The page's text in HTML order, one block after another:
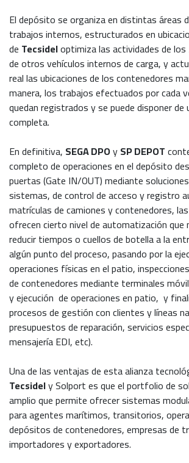
El depósito se organiza en distintas áreas
trabajos internos, estructurados en
de Tecsideloptimiza las actividades de los
de otros vehículos internos de carga, y
real las ubicaciones de los contenedores
manera, los trabajos efectuados por cada
quedan registrados y se puede disponer de
completa.
En definitiva, SEGA DPOySP DEPOT
completo de operaciones en el depósito
puertas (Gate IN/OUT) mediante
sistemas, de control de acceso y registro
matrículas de camiones y contenedores,
ofrecen cierto nivel de automatización que
reducir tiempos o cuellos de botella a la
algún punto del proceso, pasando por la
operaciones físicas en el patio,
de contenedores mediante terminales
y ejecución de operaciones en patio, y
procesos de gestión con clientes y líneas
presupuestos de reparación, servicios
mensajería EDI, etc).
Una de las ventajas de esta alianza
Tecsidely Solport es que el portfolio de
amplio que permite ofrecer sistemas
para agentes marítimos, transitorios,
depósitos de contenedores, empresas de
importadores y exportadores.